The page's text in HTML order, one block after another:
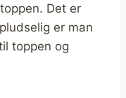
Det er
er man
toppen og